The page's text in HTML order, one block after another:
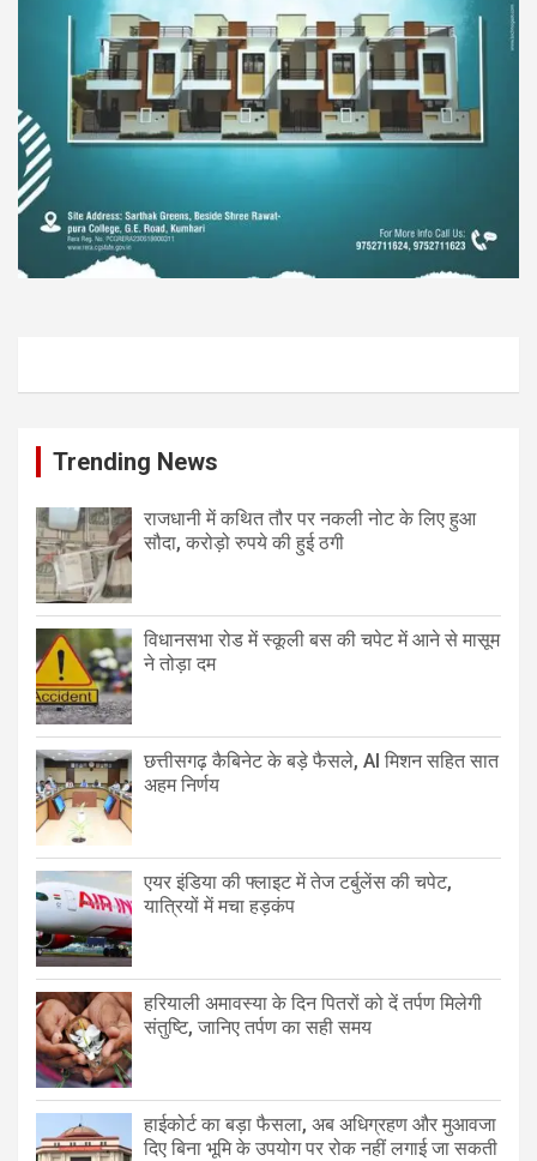
Trending News
राजधानी में कथित तौर पर नकली नोट के लिए हुआ
सौदा, करोड़ो रुपये की हुई ठगी
विधानसभा रोड में स्कूली बस की चपेट में आने से मासूम
ने तोड़ा दम
छत्तीसगढ़ कैबिनेट के बड़े फैसले, AI मिशन सहित सात
अहम निर्णय
एयर इंडिया की फ्लाइट में तेज टर्बुलेंस की चपेट,
यात्रियों में मचा हड़कंप
हरियाली अमावस्या के दिन पितरों को दें तर्पण मिलेगी
संतुष्टि, जानिए तर्पण का सही समय
हाईकोर्ट का बड़ा फैसला, अब अधिग्रहण और मुआवजा
दिए बिना भूमि के उपयोग पर रोक नहीं लगाई जा सकती